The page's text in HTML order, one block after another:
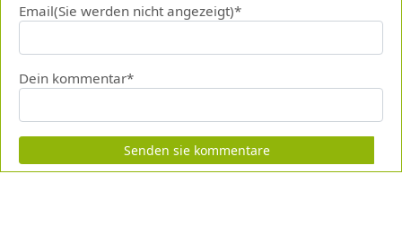
Email(Sie werden nicht angezeigt)*
Dein kommentar*
Senden sie kommentare